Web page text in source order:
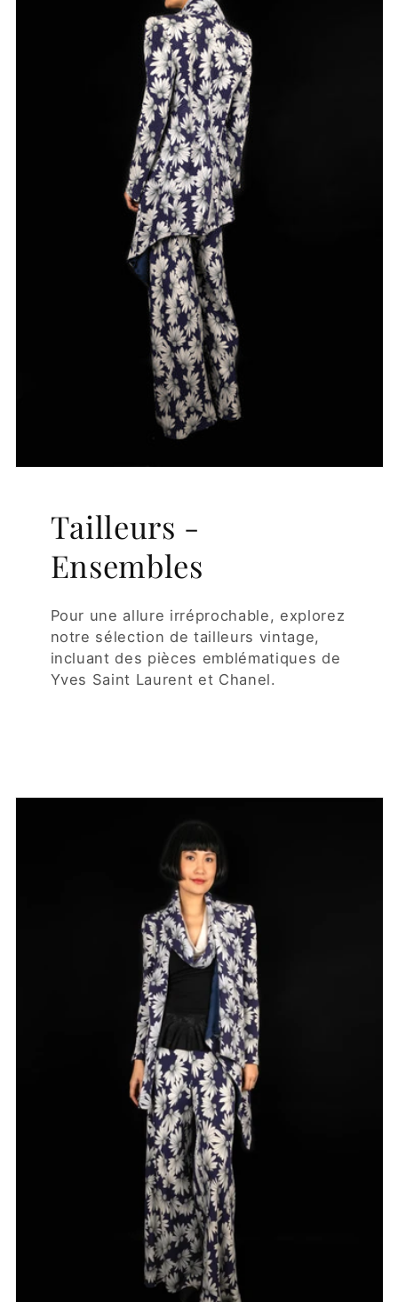
Tailleurs -
Ensembles
Pour une allure irréprochable, explorez
notre sélection de tailleurs vintage,
incluant des pièces emblématiques de
Yves Saint Laurent et Chanel.